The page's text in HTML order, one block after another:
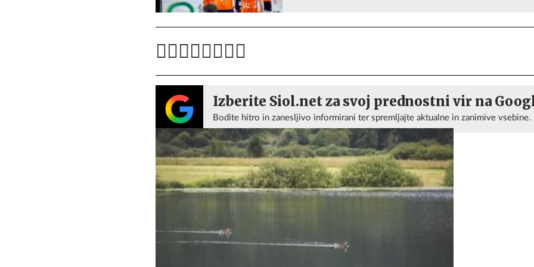
Izberite Siol.net za svoj prednostni vir na
Bodite hitro in zanesljivo informirani ter spremljajte aktualne in zanimive vsebine.